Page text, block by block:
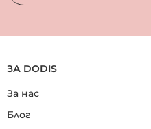
ЗА DODIS
За нас
Блог